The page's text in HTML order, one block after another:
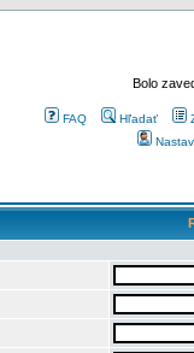
Bolo
FAQ Hľadať